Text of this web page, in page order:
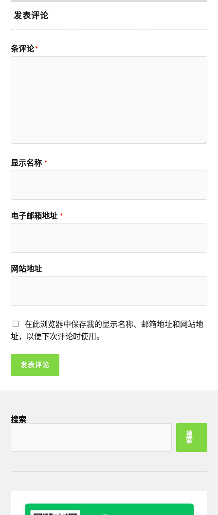
发表评论
条评论*
显示名称 *
电子邮箱地址 *
网站地址
在此浏览器中保存我的显示名称、邮箱地址和网站地
址，以便下次评论时使用。
搜索
搜
索